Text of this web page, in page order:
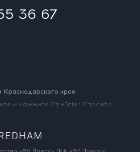
36 67
края
и нажмите Ctrl+Enter. Спасибо!